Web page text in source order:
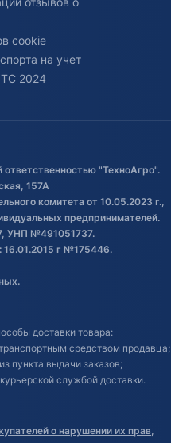
cookie
на учет
2024
"ТехноАгро".
157А
комитета от 10.05.2023 г.,
предпринимателей.
УНП №491051737.
16.01.2015 г №175446.
доставки товара:
средством продавца;
пункта выдачи заказов;
службой доставки.
о нарушении их прав,